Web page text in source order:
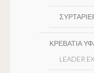
ΚΡΕΒΑΤΙΑ
LEADER